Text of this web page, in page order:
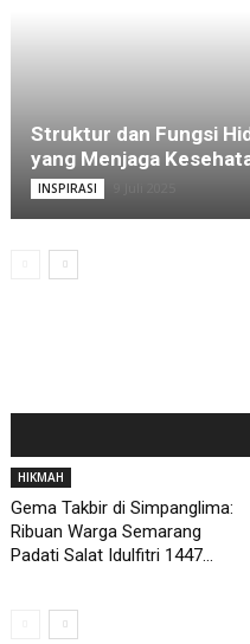
Struktur dan Fungsi
yang Menjaga
INSPIRASI
HIKMAH
Gema Takbir di Simpanglima:
Ribuan Warga Semarang
Padati Salat Idulfitri 1447...